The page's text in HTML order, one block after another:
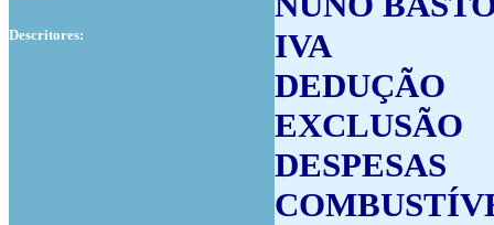
Descritores:
IVA
DEDUÇÃO
EXCLUSÃO
DESPESAS